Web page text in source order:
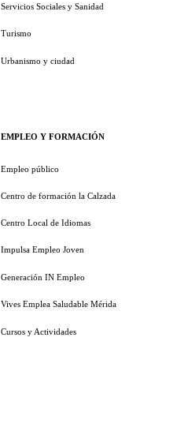
Servicios Sociales y Sanidad
Turismo
Urbanismo y ciudad
EMPLEO Y FORMACIÓN
Empleo público
Centro de formación la Calzada
Centro Local de Idiomas
Impulsa Empleo Joven
Generación IN Empleo
Vives Emplea Saludable Mérida
Cursos y Actividades